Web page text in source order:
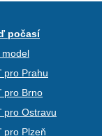
počasí
model
pro Prahu
pro Brno
pro Ostravu
pro Plzeň